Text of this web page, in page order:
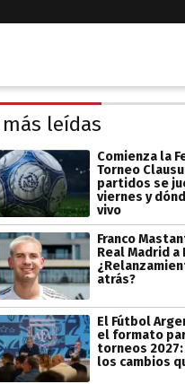
más leídas
Comienza la
Torneo
partidos se
viernes y
vivo
Franco
Real Madrid
atrás?
El Fútbol
el formato
torneos
los cambios